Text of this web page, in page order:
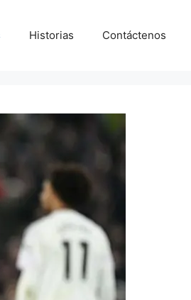
Historias Contáctenos